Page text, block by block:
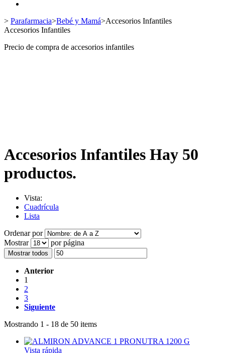
> Parafarmacia>Bebé y Mamá>Accesorios Infantiles
Accesorios Infantiles
Precio de compra de accesorios infantiles
Accesorios Infantiles Hay 50
productos.
Vista:
Cuadrícula
Lista
Ordenar por
Mostrar
por página
Mostrar todos
Anterior
1
2
3
Siguiente
Mostrando 1 - 18 de 50 items
Vista rápida